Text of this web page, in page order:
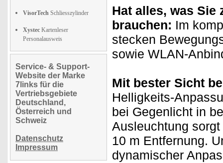
VisorTech Schliesszylinder
Xystec Kartenleser
Personalausweis
Service- & Support-
Website der Marke
7links für die
Vertriebsgebiete
Deutschland,
Österreich und
Schweiz
Datenschutz
Impressum
Hat alles, was Sie
brauchen: Im
stecken
sowie WLAN-
Mit bester Sicht
Helligkeits-
bei Gegenlicht in
Ausleuchtung
10 m Entfernung.
dynamischer